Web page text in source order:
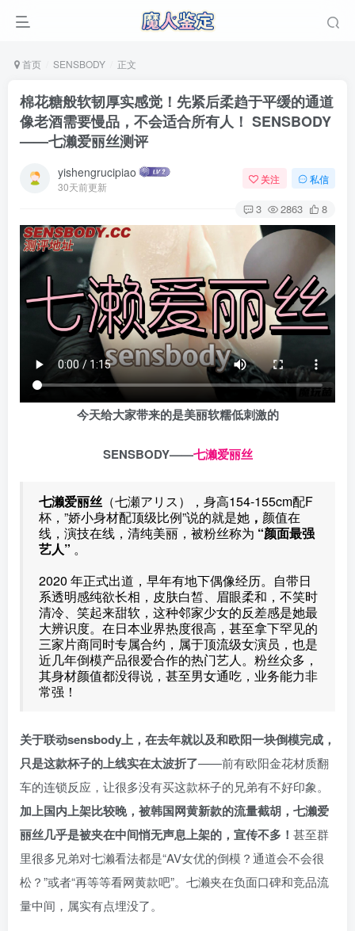
首页 SENSBODY 正文
棉花糖般软韧厚实感觉！先紧后柔趋于平缓的通道
像老酒需要慢品，不会适合所有人！ SENSBODY
——七濑爱丽丝测评
yishengrucipiao
30天前更新
关注 私信
3 2863 8
今天给大家带来的是美丽软糯低刺激的
SENSBODY——七濑爱丽丝
七濑爱丽丝 （七瀬アリス），身高154-155cm配F
杯，”娇小身材配顶级比例”说的就是她 ， 颜值在
线，演技在线，清纯美丽，被粉丝称为 “颜面最强
艺人” 。
2020 年正式出道，早年有地下偶像经历。自带日
系透明感纯欲长相，皮肤白皙、眉眼柔和，不笑时
清冷、笑起来甜软，这种邻家少女的反差感是她最
大辨识度。在日本业界热度很高，甚至拿下罕见的
三家片商同时专属合约，属于顶流级女演员，也是
近几年倒模产品很爱合作的热门艺人。粉丝众多，
其身材颜值都没得说，甚至男女通吃，业务能力非
常强！
关于联动sensbody上，在去年就以及和欧阳一块倒模完成，
只是这款杯子的上线实在太波折了——前有欧阳金花材质翻
车的连锁反应，让很多没有买这款杯子的兄弟有不好印象。
加上国内上架比较晚，被韩国网黄新款的流量截胡，七濑爱
丽丝几乎是被夹在中间悄无声息上架的，宣传不多！ 甚至群
里很多兄弟对七濑看法都是“AV女优的倒模？通道会不会很
松？”或者“再等等看网黄款吧”。七濑夹在负面口碑和竞品流
量中间，属实有点埋没了。